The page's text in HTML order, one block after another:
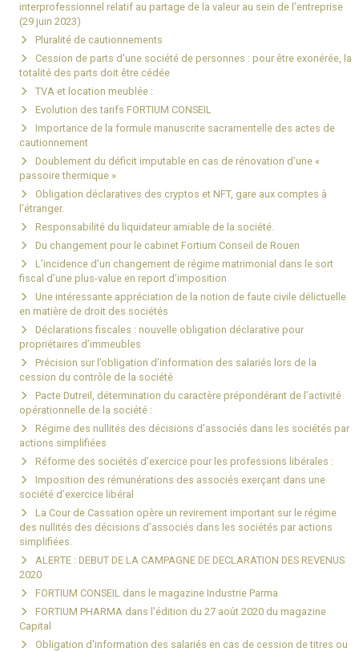
interprofessionnel relatif au partage de la valeur au sein de l’entreprise
(29 juin 2023)
Pluralité de cautionnements
Cession de parts d'une société de personnes : pour être exonérée, la
totalité des parts doit être cédée
TVA et location meublée :
Evolution des tarifs FORTIUM CONSEIL
Importance de la formule manuscrite sacramentelle des actes de
cautionnement
Doublement du déficit imputable en cas de rénovation d’une «
passoire thermique »
Obligation déclaratives des cryptos et NFT, gare aux comptes à
l’étranger.
Responsabilité du liquidateur amiable de la société.
Du changement pour le cabinet Fortium Conseil de Rouen
L’incidence d’un changement de régime matrimonial dans le sort
fiscal d’une plus-value en report d’imposition
Une intéressante appréciation de la notion de faute civile délictuelle
en matière de droit des sociétés
Déclarations fiscales : nouvelle obligation déclarative pour
propriétaires d’immeubles
Précision sur l’obligation d’information des salariés lors de la
cession du contrôle de la société
Pacte Dutreil, détermination du caractère prépondérant de l’activité
opérationnelle de la société :
Régime des nullités des décisions d’associés dans les sociétés par
actions simplifiées
Réforme des sociétés d’exercice pour les professions libérales :
Imposition des rémunérations des associés exerçant dans une
société d’exercice libéral
La Cour de Cassation opère un revirement important sur le régime
des nullités des décisions d’associés dans les sociétés par actions
simplifiées.
ALERTE : DEBUT DE LA CAMPAGNE DE DECLARATION DES REVENUS
2020
FORTIUM CONSEIL dans le magazine Industrie Parma
FORTIUM PHARMA dans l'édition du 27 août 2020 du magazine
Capital
Obligation d'information des salariés en cas de cession de titres ou